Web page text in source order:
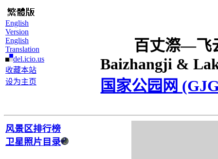
English
Version
English
Translation
del.icio.us
收藏本站
设为主页
百丈漈―飞
Baizhangji &
国家公园网
风景区排行榜
卫星照片目录